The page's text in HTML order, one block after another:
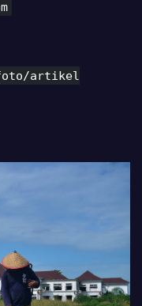
artikel